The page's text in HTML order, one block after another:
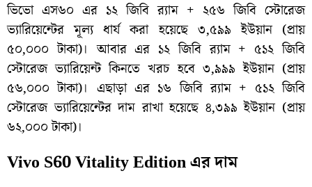
ভিভো এস৬০ এর ১২ জিবি র‌্যাম + ২৫৬ জিবি স্টোরেজ
ভ্যারিয়েন্টের মূল্য ধার্য করা হয়েছে ৩,৫৯৯ ইউয়ান (প্রায়
৫০,০০০ টাকা)। আবার এর ১২ জিবি র‌্যাম + ৫১২ জিবি
স্টোরেজ ভ্যারিয়েন্ট কিনতে খরচ হবে ৩,৯৯৯ ইউয়ান (প্রায়
৫৬,০০০ টাকা)। এছাড়া এর ১৬ জিবি র‌্যাম + ৫১২ জিবি
স্টোরেজ ভ্যারিয়েন্টের দাম রাখা হয়েছে ৪,৩৯৯ ইউয়ান (প্রায়
৬২,০০০ টাকা)।
Vivo S60 Vitality Edition এর দাম